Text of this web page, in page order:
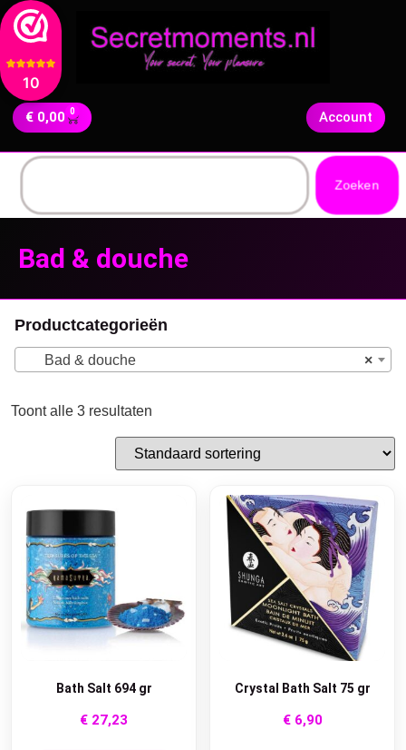
10
€ 0,00 0 Account
Zoeken
Bad & douche
Productcategorieën
×
Bad & douche
Toont alle 3 resultaten
Bath Salt 694 gr
€ 27,23
Crystal Bath Salt 75 gr
€6,90